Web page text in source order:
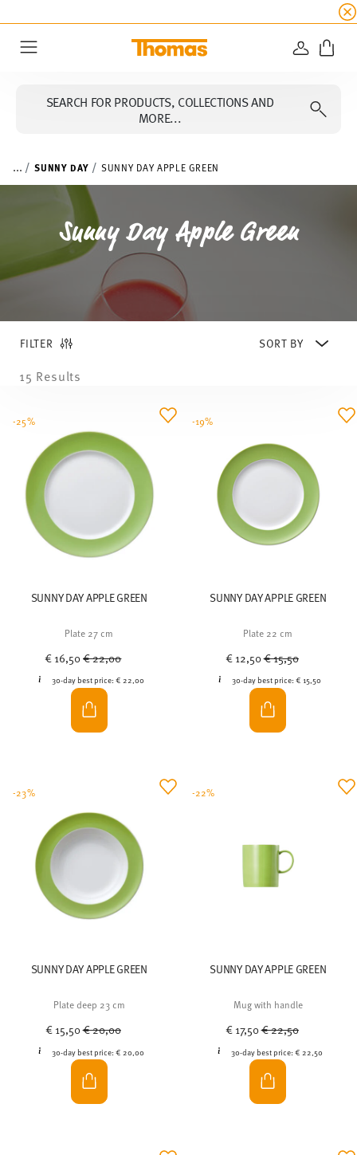
☀️ Up to 45% discount on all
LOGIN
SEARCH FOR PRODUCTS, COLLECTIONS AND
MORE...
... SUNNY DAY SUNNY DAY APPLE GREEN
Sunny Day Apple Green
FILTER
15 Results
SUNNY DAY APPLE GREEN
Plate 27 cm
€ 16,50Price reduced from
€ 22,00
30-day best price: € 22,00
-25%
SUNNY DAY APPLE GREEN
Plate 22 cm
€ 12,50Price reduced from
€ 15,50
30-day best price:€ 15,50
-19%
SUNNY DAY APPLE GREEN
Plate deep 23 cm
€ 15,50Price reduced from
€ 20,00
30-day best price: € 20,00
-23%
SUNNY DAY APPLE GREEN
Mug with handle
€ 17,50Price reduced from
€ 22,50
30-day best price: € 22,50
-22%